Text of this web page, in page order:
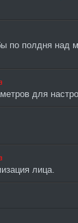
по полдня
для
лица.